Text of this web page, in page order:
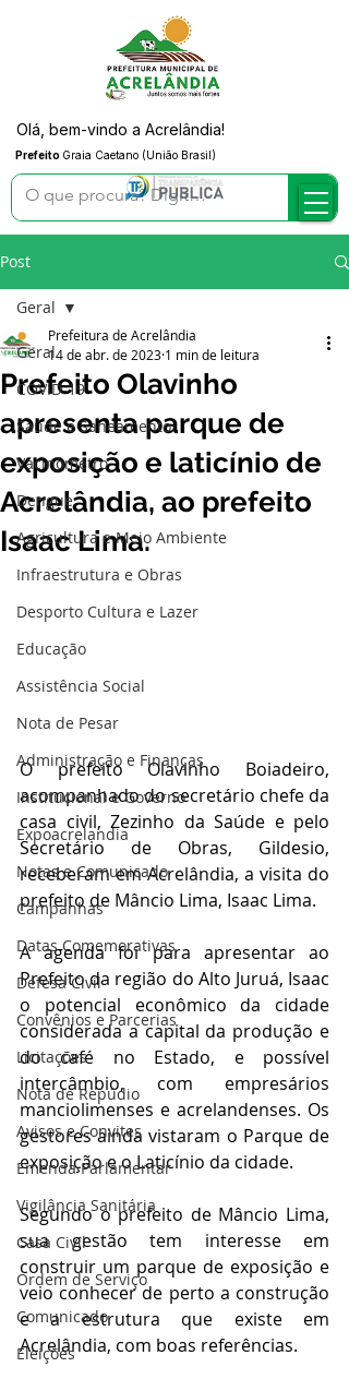
Prefeito Graia Caetano (União Brasil)
Olá, bem-vindo a Acrelândia!
Post
Geral
COVID-19
Saúde e Saneamento
Vacinômetro
Dengue
Agricultura e Meio Ambiente
Infraestrutura e Obras
Desporto Cultura e Lazer
Educação
Assistência Social
Nota de Pesar
Administração e Finanças
Institucional e Governo
Expoacrelandia
Notas e Comunicado
Campanhas
Datas Comemorativas
Defesa Civil
Convênios e Parcerias
Licitações
Nota de Repúdio
Avisos e Convites
Emenda Parlamentar
Vigilância Sanitária
Casa Civil
Ordem de Serviço
Comunicado
Eleições
Geral
Prefeito Olavinho
apresenta parque de
exposição e laticínio de
Acrelândia, ao prefeito
Isaac Lima.
Prefeitura de Acrelândia
14 de abr. de 2023 1 min de leitura
O prefeito Olavinho Boiadeiro,
acompanhado do secretário chefe da
casa civil, Zezinho da Saúde e pelo
Secretário de Obras, Gildesio,
receberam em Acrelândia, a visita do
prefeito de Mâncio Lima, Isaac Lima.
A agenda foi para apresentar ao
Prefeito da região do Alto Juruá, Isaac
o potencial econômico da cidade
considerada a capital da produção e
do café no Estado, e possível
intercâmbio, com empresários
manciolimenses e acrelandenses. Os
gestores ainda vistaram o Parque de
exposição e o Laticínio da cidade.
Segundo o prefeito de Mâncio Lima,
sua gestão tem interesse em
construir um parque de exposição e
veio conhecer de perto a construção
e a estrutura que existe em
Acrelândia, com boas referências.